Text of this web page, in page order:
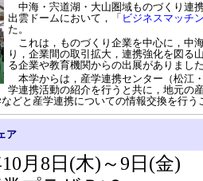
中海・宍道湖・大山圏域ものづくり連
出雲ドームにおいて，「 ビジネスマッチ
た。
これは，ものづくり企業を中心に，中
り，企業間の取引拡大，連携強化を図る
る企業や教育機関からの出展がありまし
本学からは，産学連携センター（松江
学連携活動の紹介を行うと共に，地元の
どと産学連携についての情報交換を行う
ア
月8日(木)～9日(金)